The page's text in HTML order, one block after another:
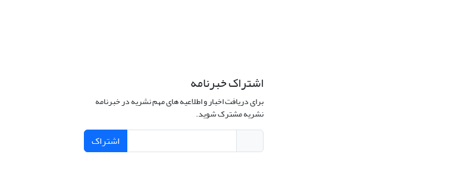
اشتراک خبرنامه
برای دریافت اخبار و اطلاعیه های مهم نشریه در خبرنامه
نشریه مشترک شوید.
اشتراک